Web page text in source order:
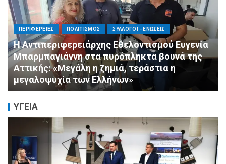
ΠΟΛΙΤΙΣΜΟΣ ΣΥΛΛΟΓΟΙ - ΕΝΩΣΕΙΣ
Πνιγμός: Ο Σιωπηλός Θάνατος που Δεν
Μοιάζει με τις Ταινίες
ΥΓΕΙΑ